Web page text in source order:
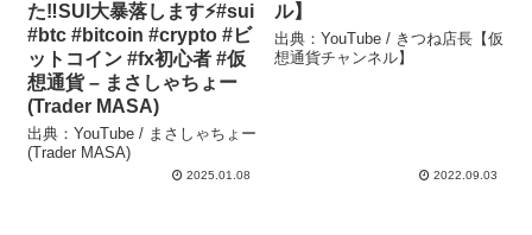
た‼️SUI大暴落します⚡️#sui
#btc #bitcoin #crypto #ビ
ットコイン #fx初心者 #仮
想通貨 – まさしゃちょー
(Trader MASA)
出典：YouTube / まさしゃちょー
(Trader MASA)
2025.01.08
ル】
出典：YouTube / きつね店長【仮
想通貨チャンネル】
2022.09.03